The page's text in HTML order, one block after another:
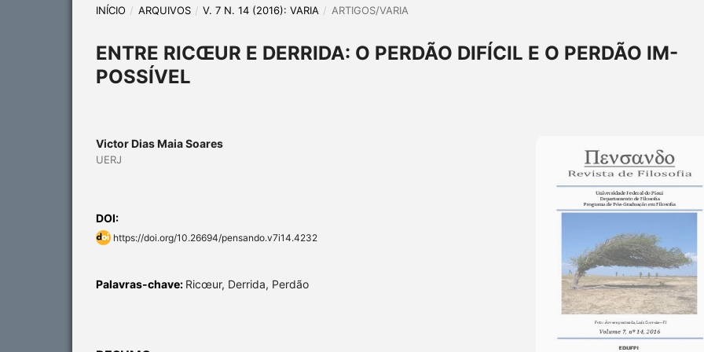
INÍCIO / ARQUIVOS / V. 7 N. 14 (2016): VARIA / ARTIGOS/VARIA
ENTRE RICŒUR E DERRIDA: O PERDÃO DIFÍCIL E O PERDÃO IM-
POSSÍVEL
Victor Dias Maia Soares
UERJ
DOI:
https://doi.org/10.26694/pensando.v7i14.4232
Palavras-chave: Ricœur, Derrida, Perdão